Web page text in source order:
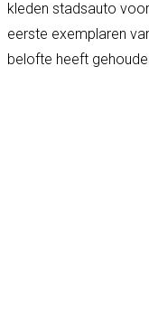
kleden stadsauto
eerste exemplaren
belofte heeft